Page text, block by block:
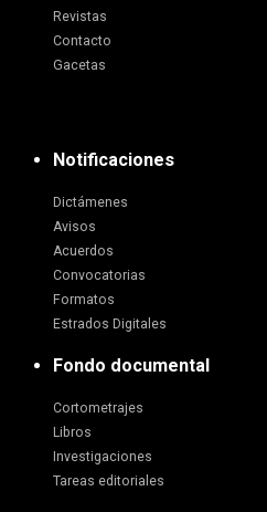
Revistas
Contacto
Gacetas
Notificaciones
Dictámenes
Avisos
Acuerdos
Convocatorias
Formatos
Estrados Digitales
Fondo documental
Cortometrajes
Libros
Investigaciones
Tareas editoriales